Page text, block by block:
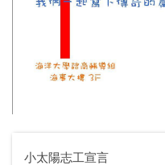
小太陽志工宣言